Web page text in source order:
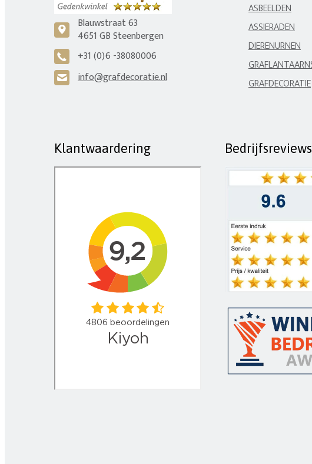
c
Blauwstraat 63
4651 GB Steenbergen
A +31 (0)6 -38080006
H info@grafdecoratie.nl
ASBEELDEN
ASSIERADEN
DIERENURNEN
GRAFDECORATIE
Klantwaardering Bedrijfsreviews